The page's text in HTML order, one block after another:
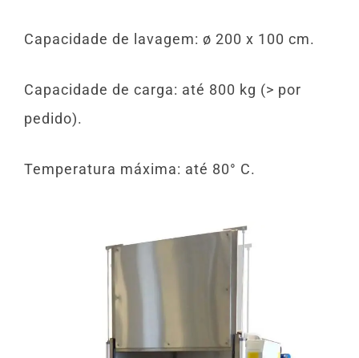
Capacidade de lavagem: ø 200 x 100 cm.
Capacidade de carga: até 800 kg (> por
pedido).
Temperatura máxima: até 80° C.